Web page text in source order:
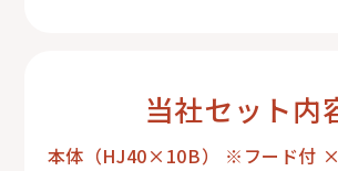
当社セット内
本体（HJ40×10B） ※フード付